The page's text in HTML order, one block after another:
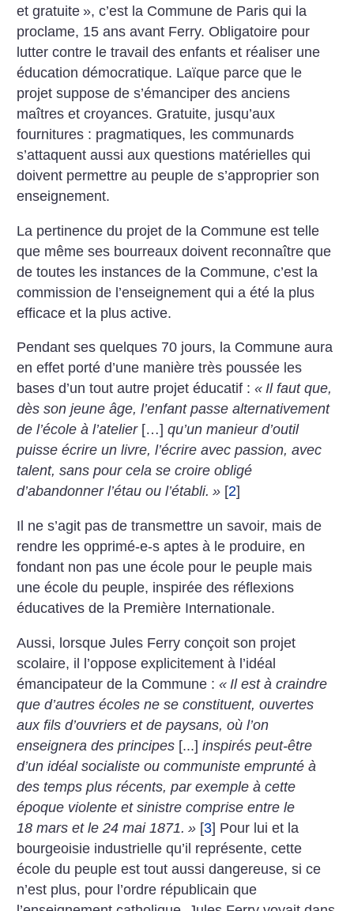
et gratuite », c’est la Commune de Paris qui la
proclame, 15 ans avant Ferry. Obligatoire pour
lutter contre le travail des enfants et réaliser une
éducation démocratique. Laïque parce que le
projet suppose de s’émanciper des anciens
maîtres et croyances. Gratuite, jusqu’aux
fournitures : pragmatiques, les communards
s’attaquent aussi aux questions matérielles qui
doivent permettre au peuple de s’approprier son
enseignement.
La pertinence du projet de la Commune est telle
que même ses bourreaux doivent reconnaître que
de toutes les instances de la Commune, c’est la
commission de l’enseignement qui a été la plus
efficace et la plus active.
Pendant ses quelques 70 jours, la Commune aura
en effet porté d’une manière très poussée les
bases d’un tout autre projet éducatif :« Il faut que,
dès son jeune âge, l’enfant passe alternativement
de l’école à l’atelier[…]qu’un manieur d’outil
puisse écrire un livre, l’écrire avec passion, avec
talent, sans pour cela se croire obligé
d’abandonner l’étau ou l’établi. » [2]
Il ne s’agit pas de transmettre un savoir, mais de
rendre les opprimé-e-s aptes à le produire, en
fondant non pas une école pour le peuple mais
une école du peuple, inspirée des réflexions
éducatives de la Première Internationale.
Aussi, lorsque Jules Ferry conçoit son projet
scolaire, il l’oppose explicitement à l’idéal
émancipateur de la Commune :« Il est à craindre
que d’autres écoles ne se constituent, ouvertes
aux fils d’ouvriers et de paysans, où l’on
enseignera des principes [...]inspirés peut-être
d’un idéal socialiste ou communiste emprunté à
des temps plus récents, par exemple à cette
époque violente et sinistre comprise entre le
18 mars et le 24 mai 1871. » [3] Pour lui et la
bourgeoisie industrielle qu’il représente, cette
école du peuple est tout aussi dangereuse, si ce
n’est plus, pour l’ordre républicain que